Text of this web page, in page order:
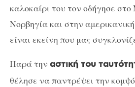
καλοκαίρι του τον οδήγησε
Νορβηγία και στην
είναι εκείνη που μας
Παρά την αστική του
θέλησε να παντρέψει την